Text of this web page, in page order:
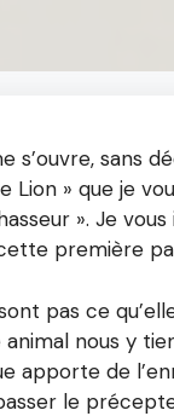
s’ouvre, sans
Lion » que je
». Je
première
pas ce
animal nous y
apporte de
le